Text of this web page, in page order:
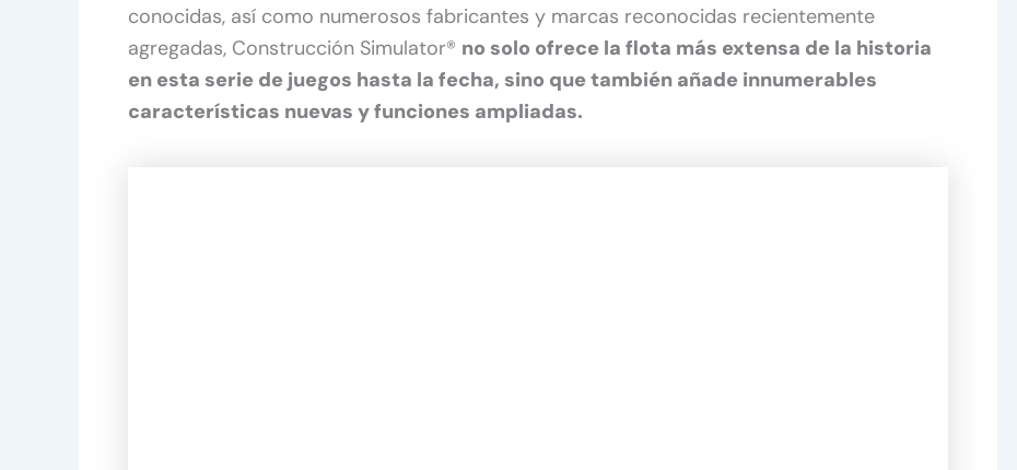
conocidas, así como numerosos fabricantes y marcas reconocidas recientemente
agregadas, Construcción Simulator® no solo ofrece la flota más extensa de la historia
en esta serie de juegos hasta la fecha, sino que también añade innumerables
características nuevas y funciones ampliadas.